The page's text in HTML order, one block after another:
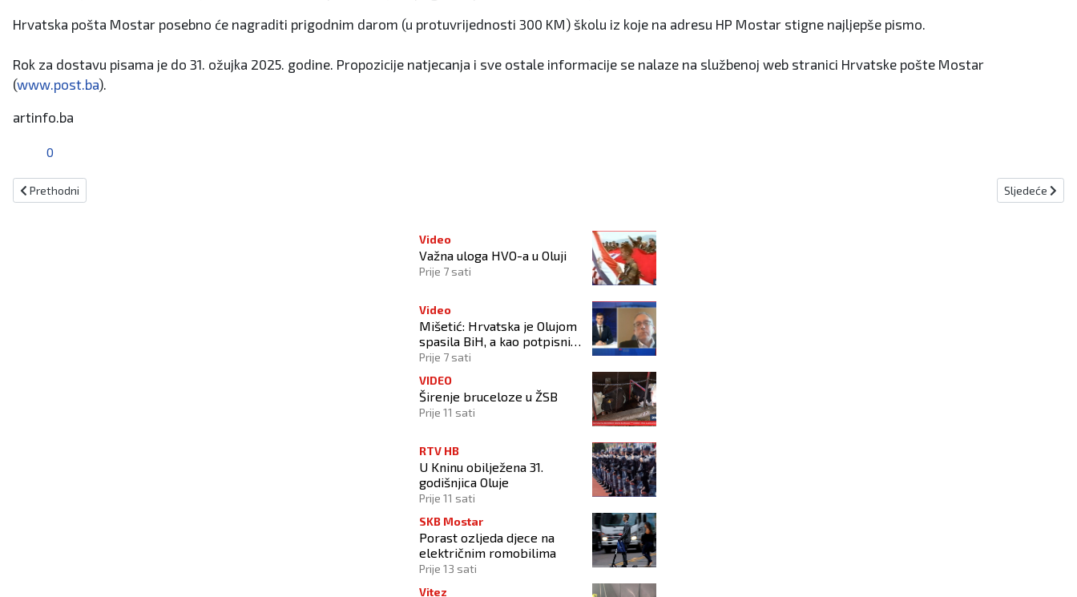
Hrvatska pošta Mostar posebno će nagraditi prigodnim darom (u protuvrijednosti 300 KM) školu iz koje na adresu HP Mostar stigne najljepše pismo.
Rok za dostavu pisama je do 31. ožujka 2025. godine. Propozicije natjecanja i sve ostale informacije se nalaze na službenoj web stranici Hrvatske pošte Mostar
(www.post.ba).
artinfo.ba
0
Prethodni članak: Konoba Mili zapošljava: Kuhar/ica/ Konobar/ica
Prethodni Sljedeći
Sljedeće
Video
Važna uloga HVO-a u Oluji
Prije 7 sati
Video
Mišetić: Hrvatska je Olujom
spasila BiH, a kao potpisnica
Daytona ima puno pravo
Prije 7 sati
VIDEO
Širenje bruceloze u ŽSB
Prije 11 sati
RTV HB
U Kninu obilježena 31.
godišnjica Oluje
Prije 11 sati
SKB Mostar
Porast ozljeda djece na
električnim romobilima
Prije 13 sati
Vitez